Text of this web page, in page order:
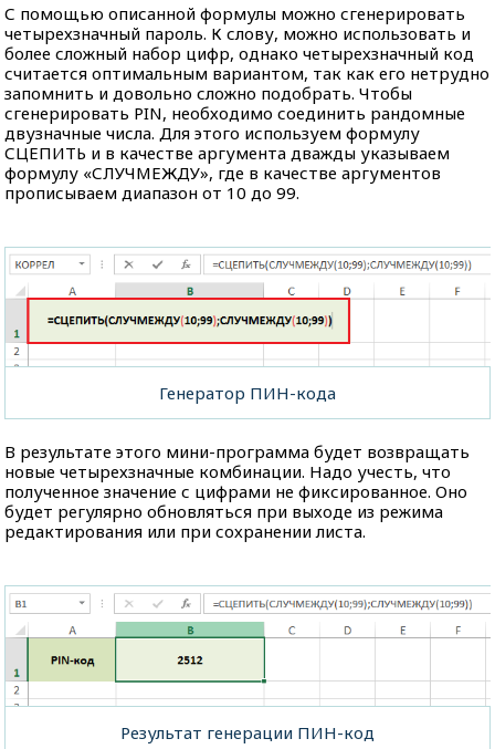
С помощью описанной формулы можно сгенерировать
четырехзначный пароль. К слову, можно использовать и
более сложный набор цифр, однако четырехзначный код
считается оптимальным вариантом, так как его нетрудно
запомнить и довольно сложно подобрать. Чтобы
сгенерировать PIN, необходимо соединить рандомные
двузначные числа. Для этого используем формулу
СЦЕПИТЬ и в качестве аргумента дважды указываем
формулу «СЛУЧМЕЖДУ», где в качестве аргументов
прописываем диапазон от 10 до 99.
Генератор ПИН-кода
В результате этого мини-программа будет возвращать
новые четырехзначные комбинации. Надо учесть, что
полученное значение с цифрами не фиксированное. Оно
будет регулярно обновляться при выходе из режима
редактирования или при сохранении листа.
Результат генерации ПИН-код